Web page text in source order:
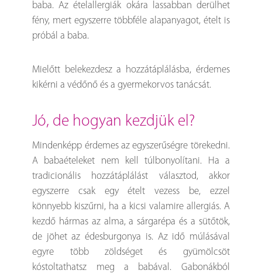
baba. Az ételallergiák okára lassabban derülhet
fény, mert egyszerre többféle alapanyagot, ételt is
próbál a baba.
Mielőtt belekezdesz a hozzátáplálásba, érdemes
kikérni a védőnő és a gyermekorvos tanácsát.
jó, de hogyan kezdjük el?
Mindenképp érdemes az egyszerűségre törekedni.
A babaételeket nem kell túlbonyolítani. Ha a
tradicionális hozzátáplálást választod, akkor
egyszerre csak egy ételt vezess be, ezzel
könnyebb kiszűrni, ha a kicsi valamire allergiás. A
kezdő hármas az alma, a sárgarépa és a sütőtök,
de jöhet az édesburgonya is. Az idő múlásával
egyre több zöldséget és gyümölcsöt
kóstoltathatsz meg a babával. Gabonákból